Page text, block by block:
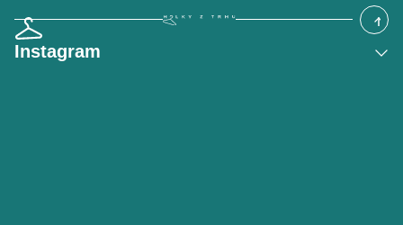
Instagram